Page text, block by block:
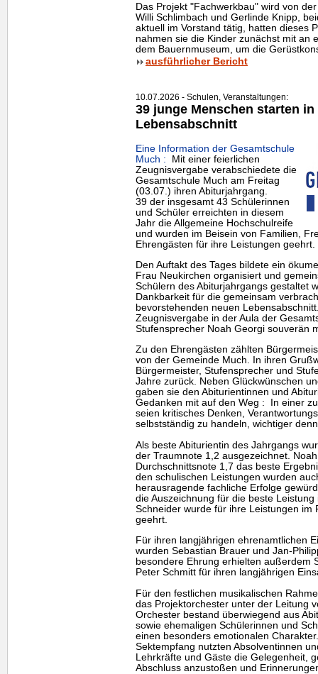
Das Projekt "Fachwerkbau" wird von
Willi Schlimbach und Gerlinde Knipp,
aktuell im Vorstand tätig, hatten dieses
nahmen sie die Kinder zunächst mit an
dem Bauernmuseum, um die
ausführlicher Bericht
10.07.2026 - Schulen, Veranstaltungen:
39 junge Menschen starten
Lebensabschnitt
Eine Information der Gesamtschule
Much : Mit einer feierlichen
Zeugnisvergabe verabschiedete die
Gesamtschule Much am Freitag
(03.07.) ihren Abiturjahrgang.
39 der insgesamt 43 Schülerinnen
und Schüler erreichten in diesem
Jahr die Allgemeine Hochschulreife
und wurden im Beisein von Familien,
Ehrengästen für ihre Leistungen geehrt.
Den Auftakt des Tages bildete ein
Frau Neukirchen organisiert und
Schülern des Abiturjahrgangs gestaltet
Dankbarkeit für die gemeinsam
bevorstehenden neuen
Zeugnisvergabe in der Aula der
Stufensprecher Noah Georgi souverän
Zu den Ehrengästen zählten
von der Gemeinde Much. In ihren
Bürgermeister, Stufensprecher und
Jahre zurück. Neben Glückwünschen
gaben sie den Abiturientinnen und
Gedanken mit auf den Weg : In einer
seien kritisches Denken,
selbstständig zu handeln, wichtiger
Als beste Abiturientin des Jahrgangs
der Traumnote 1,2 ausgezeichnet.
Durchschnittsnote 1,7 das beste
den schulischen Leistungen wurden
herausragende fachliche Erfolge
die Auszeichnung für die beste
Schneider wurde für ihre Leistungen im
geehrt.
Für ihren langjährigen ehrenamtlichen
wurden Sebastian Brauer und Jan-
besondere Ehrung erhielten außerdem
Peter Schmitt für ihren langjährigen
Für den festlichen musikalischen
das Projektorchester unter der Leitung
Orchester bestand überwiegend aus
sowie ehemaligen Schülerinnen und
einen besonders emotionalen
Sektempfang nutzten Absolventinnen
Lehrkräfte und Gäste die Gelegenheit,
Abschluss anzustoßen und